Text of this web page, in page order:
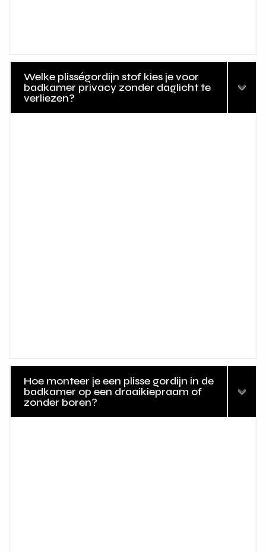
Welke plisségordijn stof kies je voor
badkamer privacy zonder daglicht te
verliezen?
Hoe monteer je een plisse gordijn in de
badkamer op een draaikiepraam of
zonder boren?